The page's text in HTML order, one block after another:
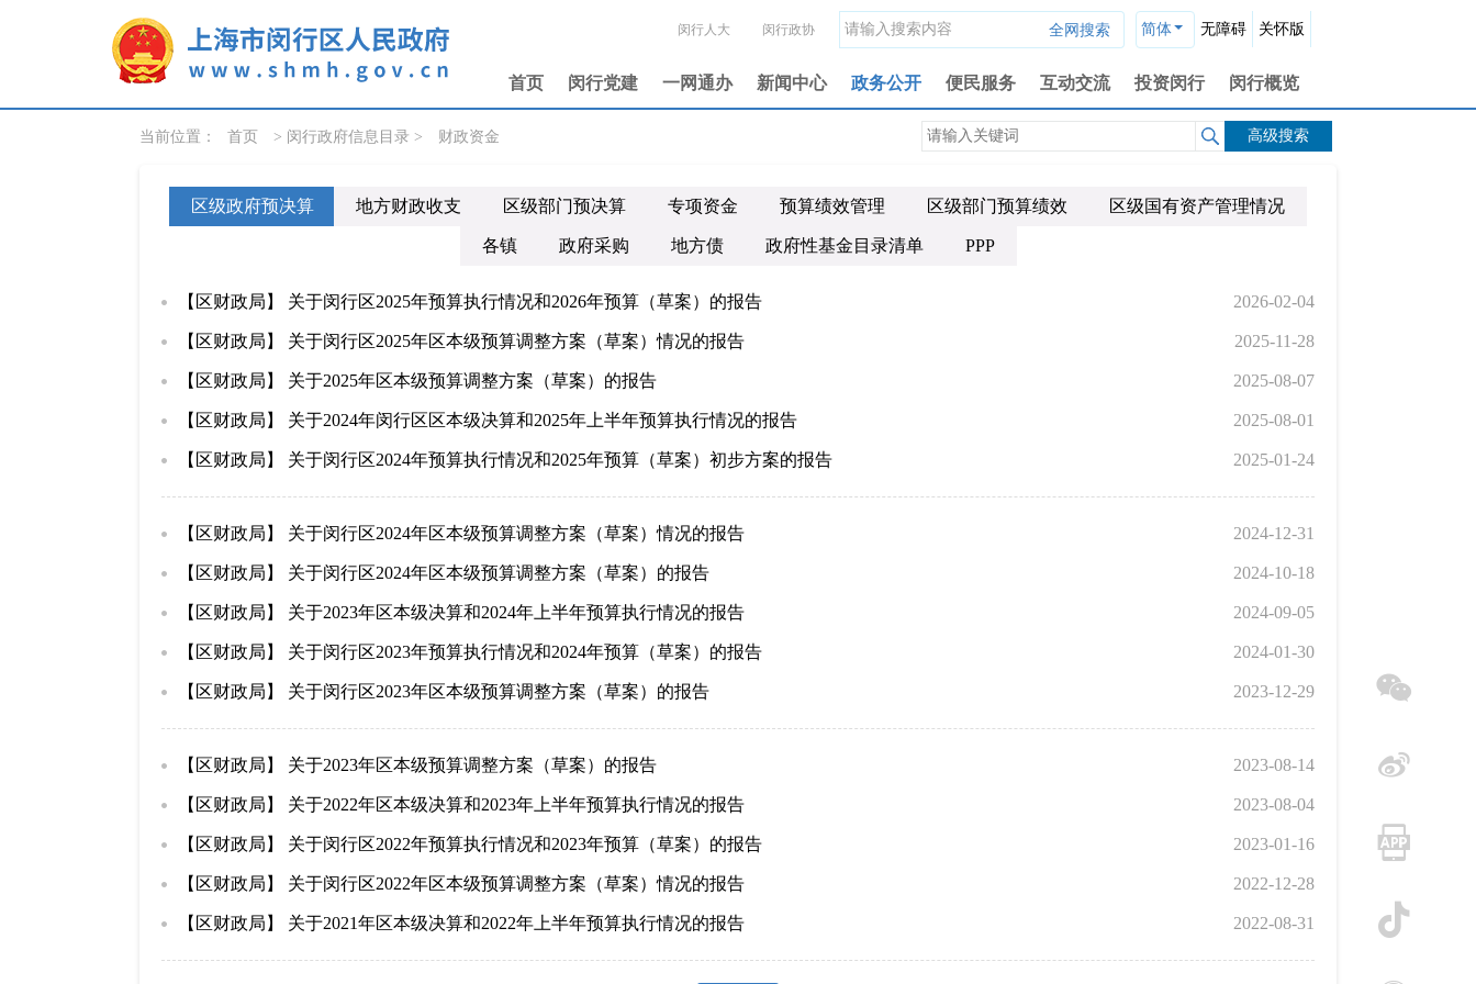
闵行人大 闵行政协 简体 无障碍 关怀版
首页 闵行党建 一网通办 新闻中心 政务公开 便民服务 互动交流 投资闵行 闵行概览
高级搜索
当前位置： 首页 > 闵行政府信息目录 > 财政资金
区级政府预决算 地方财政收支 区级部门预决算 专项资金 预算绩效管理 区级部门预算绩效 区级国有资产管理情况
各镇 政府采购 地方债 政府性基金目录清单 PPP
2026-02-04
【区财政局】 关于闵行区2025年预算执行情况和2026年预算（草案）的报告
2025-11-28
【区财政局】 关于闵行区2025年区本级预算调整方案（草案）情况的报告
2025-08-07
【区财政局】 关于2025年区本级预算调整方案（草案）的报告
2025-08-01
【区财政局】 关于2024年闵行区区本级决算和2025年上半年预算执行情况的报告
2025-01-24
【区财政局】 关于闵行区2024年预算执行情况和2025年预算（草案）初步方案的报告
2024-12-31
【区财政局】 关于闵行区2024年区本级预算调整方案（草案）情况的报告
2024-10-18
【区财政局】 关于闵行区2024年区本级预算调整方案（草案）的报告
2024-09-05
【区财政局】 关于2023年区本级决算和2024年上半年预算执行情况的报告
2024-01-30
【区财政局】 关于闵行区2023年预算执行情况和2024年预算（草案）的报告
2023-12-29
【区财政局】 关于闵行区2023年区本级预算调整方案（草案）的报告
2023-08-14
【区财政局】 关于2023年区本级预算调整方案（草案）的报告
2023-08-04
【区财政局】 关于2022年区本级决算和2023年上半年预算执行情况的报告
2023-01-16
【区财政局】 关于闵行区2022年预算执行情况和2023年预算（草案）的报告
2022-12-28
【区财政局】 关于闵行区2022年区本级预算调整方案（草案）情况的报告
2022-08-31
【区财政局】 关于2021年区本级决算和2022年上半年预算执行情况的报告